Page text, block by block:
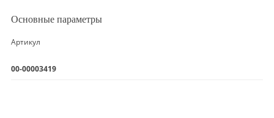
Основные параметры
Артикул
00-00003419